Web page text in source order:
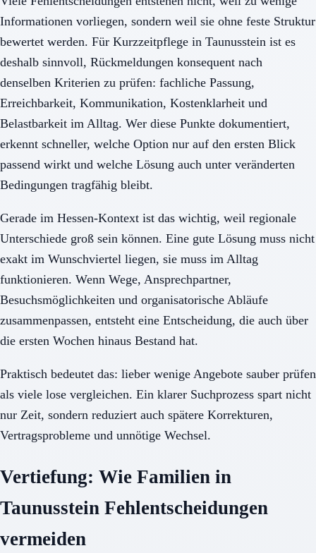
Informationen vorliegen, sondern weil sie ohne feste Struktur
bewertet werden. Für Kurzzeitpflege in Taunusstein ist es
deshalb sinnvoll, Rückmeldungen konsequent nach
denselben Kriterien zu prüfen: fachliche Passung,
Erreichbarkeit, Kommunikation, Kostenklarheit und
Belastbarkeit im Alltag. Wer diese Punkte dokumentiert,
erkennt schneller, welche Option nur auf den ersten Blick
passend wirkt und welche Lösung auch unter veränderten
Bedingungen tragfähig bleibt.
Gerade im Hessen-Kontext ist das wichtig, weil regionale
Unterschiede groß sein können. Eine gute Lösung muss nicht
exakt im Wunschviertel liegen, sie muss im Alltag
funktionieren. Wenn Wege, Ansprechpartner,
Besuchsmöglichkeiten und organisatorische Abläufe
zusammenpassen, entsteht eine Entscheidung, die auch über
die ersten Wochen hinaus Bestand hat.
Praktisch bedeutet das: lieber wenige Angebote sauber prüfen
als viele lose vergleichen. Ein klarer Suchprozess spart nicht
nur Zeit, sondern reduziert auch spätere Korrekturen,
Vertragsprobleme und unnötige Wechsel.
Vertiefung: Wie Familien in
Taunusstein Fehlentscheidungen
vermeiden